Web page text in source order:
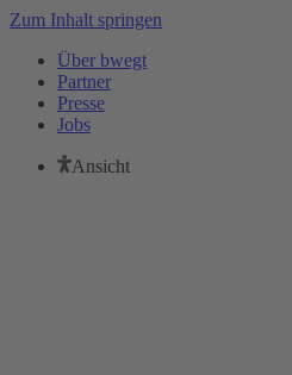
Zum Inhalt springen
Über bwegt
Partner
Presse
Jobs
Ansicht